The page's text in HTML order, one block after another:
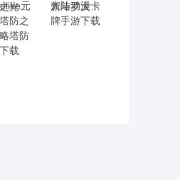
塔防之光安卓版 v1.1.01下载，rougelike元素的塔防之光策略塔防网游下载 新斗罗大陆手游 v1.0.3.9下载，新斗罗大陆动漫卡牌手游下载